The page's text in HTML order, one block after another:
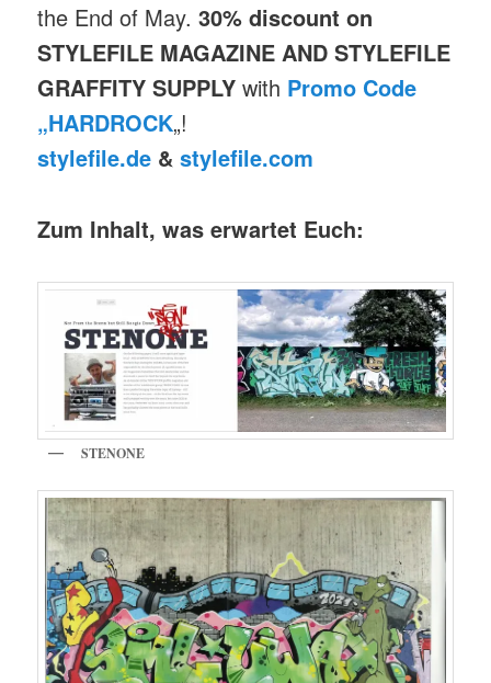
the End of May.30% discount on
STYLEFILE MAGAZINE AND STYLEFILE
GRAFFITY SUPPLY with Promo Code
„HARDROCK„!
stylefile.de &stylefile.com
Zum Inhalt, was erwartet Euch:
STENONE